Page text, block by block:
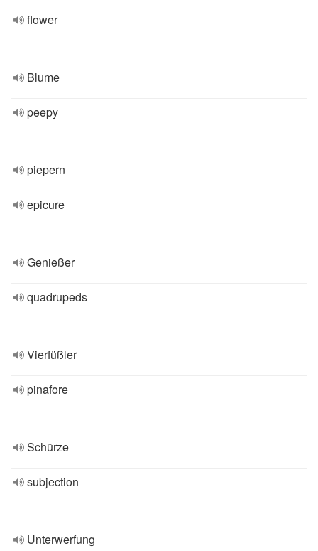
flower
Blume
peepy
piepern
epicure
Genießer
quadrupeds
Vierfüßler
pinafore
Schürze
subjection
Unterwerfung